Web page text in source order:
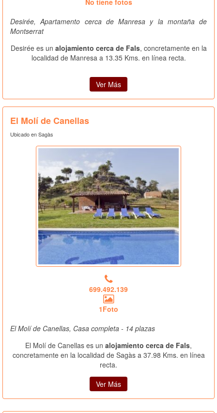
Desirée, Apartamento cerca de Manresa y la montaña de
Montserrat
Desirée es un alojamiento cerca de Fals, concretamente en la
localidad de Manresa a 13.35 Kms. en línea recta.
Ver Más
El Molí de Canellas
Ubicado en Sagàs
699.492.139
1Foto
El Molí de Canellas, Casa completa - 14 plazas
El Molí de Canellas es un alojamiento cerca de Fals,
concretamente en la localidad de Sagàs a 37.98 Kms. en línea
recta.
Ver Más